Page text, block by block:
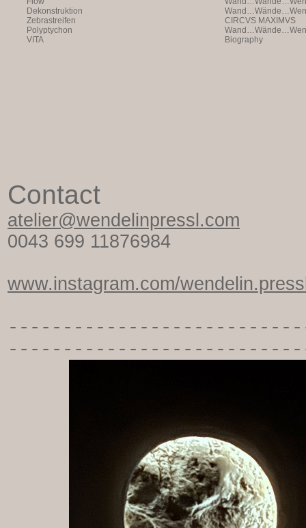
Dekonstruktion
Zebrastreifen
CIRCVS MAXIMVS
Polyptychon
VITA
Biography
Contact
atelier@wendelinpressl.com
0043 699 11876984
www.instagram.com/
-----------